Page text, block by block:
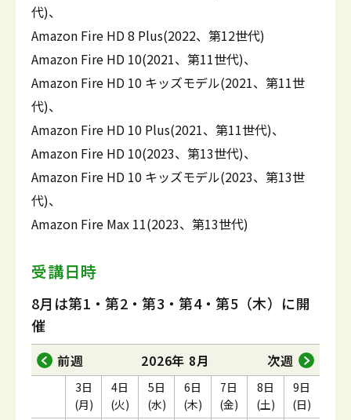
代)、
Amazon Fire HD 8 Plus(2022、第12世代)
Amazon Fire HD 10(2021、第11世代)、
Amazon Fire HD 10 キッズモデル(2021、第11世
代)、
Amazon Fire HD 10 Plus(2021、第11世代)、
Amazon Fire HD 10(2023、第13世代)、
Amazon Fire HD 10 キッズモデル(2023、第13世
代)、
Amazon Fire Max 11(2023、第13世代)
受講日時
8月は第1・第2・第3・第4・第5（木）に開
催
前週 2026年 8月 次週
3日
(月)
4日
(火)
5日
(水)
6日
(木)
7日
(金)
8日
(土)
9日
(日)